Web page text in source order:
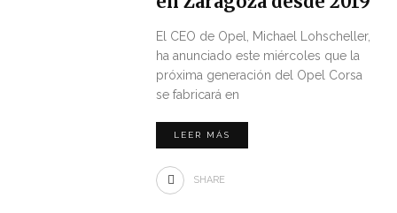
El CEO de Opel, Michael Lohscheller,
ha anunciado este miércoles que la
próxima generación del Opel Corsa
se fabricará en
LEER MÁS
SHARE